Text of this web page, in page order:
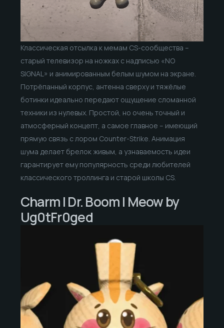
Классическая отсылка к мемам CS-сообщества –
старый телевизор на ножках с надписью «NO
SIGNAL» и анимированным белым шумом на экране.
Потрёпанный корпус, антенна сверху и тяжёлые
ботинки идеально передают ощущение сломанной
техники из нулевых. Простой, но очень точный и
атмосферный концепт, а самое главное – имеющий
прямую связь с лором Counter-Strike. Анимация
шума делает брелок живым, а узнаваемость идеи
гарантирует ему популярность среди любителей
классического троллинга и старой школы CS.
Charm | Dr. Boom | Meow by
Ug0tFr0ged